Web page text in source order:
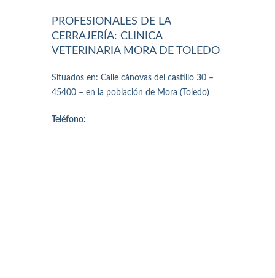
PROFESIONALES DE LA
CERRAJERÍA: CLINICA
VETERINARIA MORA DE TOLEDO
Situados en: Calle cánovas del castillo 30 –
45400 – en la población de Mora (Toledo)
Teléfono: